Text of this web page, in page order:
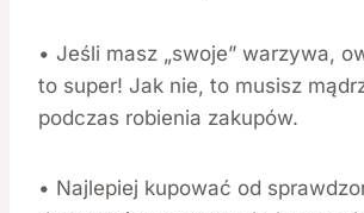
• Jeśli masz „swoje” warzywa,
to super! Jak nie, to musisz
podczas robienia zakupów.
• Najlepiej kupować od